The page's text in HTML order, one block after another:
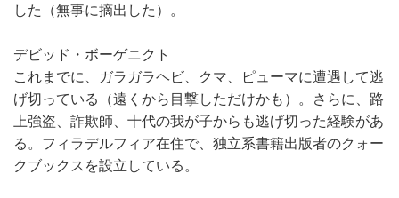
した（無事に摘出した）。
デビッド・ボーゲニクト
これまでに、ガラガラヘビ、クマ、ピューマに遭遇して逃
げ切っている（遠くから目撃しただけかも）。さらに、路
上強盗、詐欺師、十代の我が子からも逃げ切った経験があ
る。フィラデルフィア在住で、独立系書籍出版者のクォー
クブックスを設立している。